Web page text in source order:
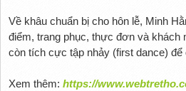
Về khâu chuẩn bị cho hôn lễ, Minh
điểm, trang phục, thực đơn và khách
còn tích cực tập nhảy (first dance) để
Xem thêm: https://